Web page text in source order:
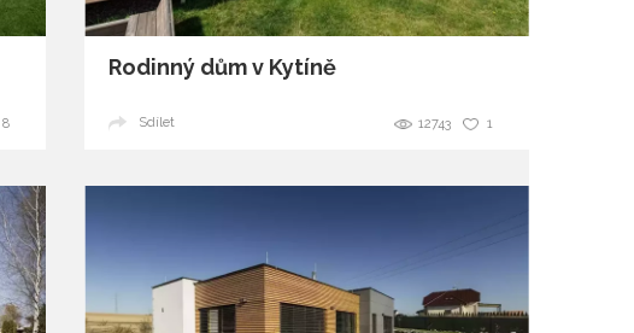
8
Rodinný dům v Kytíně
1
12743
Sdílet